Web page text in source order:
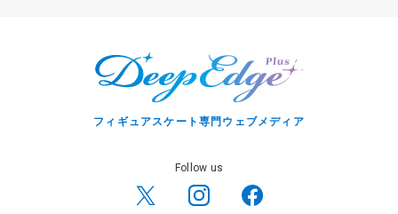
フィギュアスケート専門ウェブメディア
Follow us